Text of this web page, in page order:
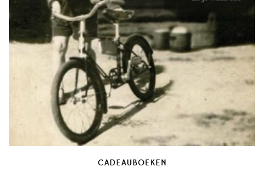
CADEAUBOEKEN